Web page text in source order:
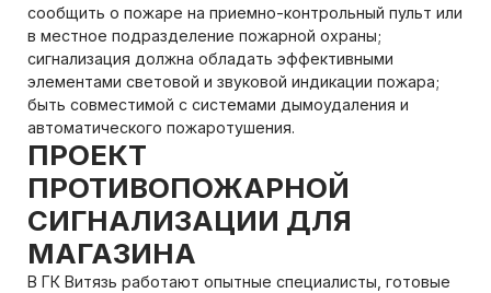
сообщить о пожаре на приемно-контрольный пульт или
в местное подразделение пожарной охраны;
сигнализация должна обладать эффективными
элементами световой и звуковой индикации пожара;
быть совместимой с системами дымоудаления и
автоматического пожаротушения.
ПРОЕКТ
ПРОТИВОПОЖАРНОЙ
СИГНАЛИЗАЦИИ ДЛЯ
МАГАЗИНА
В ГК Витязь работают опытные специалисты, готовые